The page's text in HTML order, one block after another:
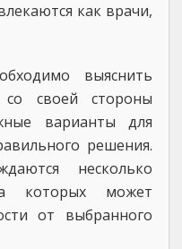
как врачи,
выяснить
своей стороны
варианты для
решения.
несколько
которых может
от выбранного